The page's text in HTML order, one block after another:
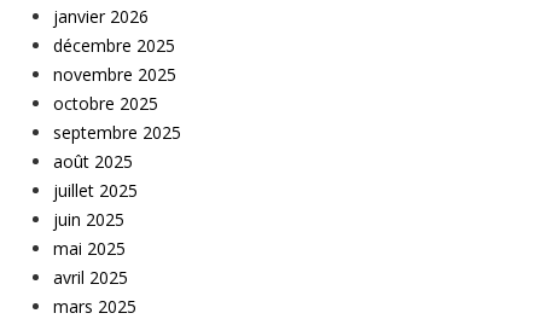
janvier 2026
décembre 2025
novembre 2025
octobre 2025
septembre 2025
août 2025
juillet 2025
juin 2025
mai 2025
avril 2025
mars 2025